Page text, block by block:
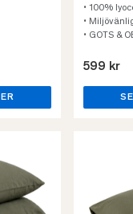
• 100%
•
• GOTS &
599 kr